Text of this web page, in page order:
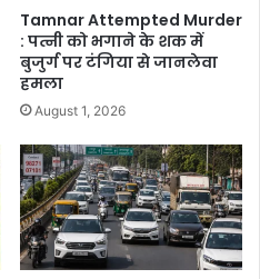
Tamnar Attempted Murder
: पत्नी को भगाने के शक में
बुजुर्ग पर टंगिया से जानलेवा
हमला
August 1, 2026